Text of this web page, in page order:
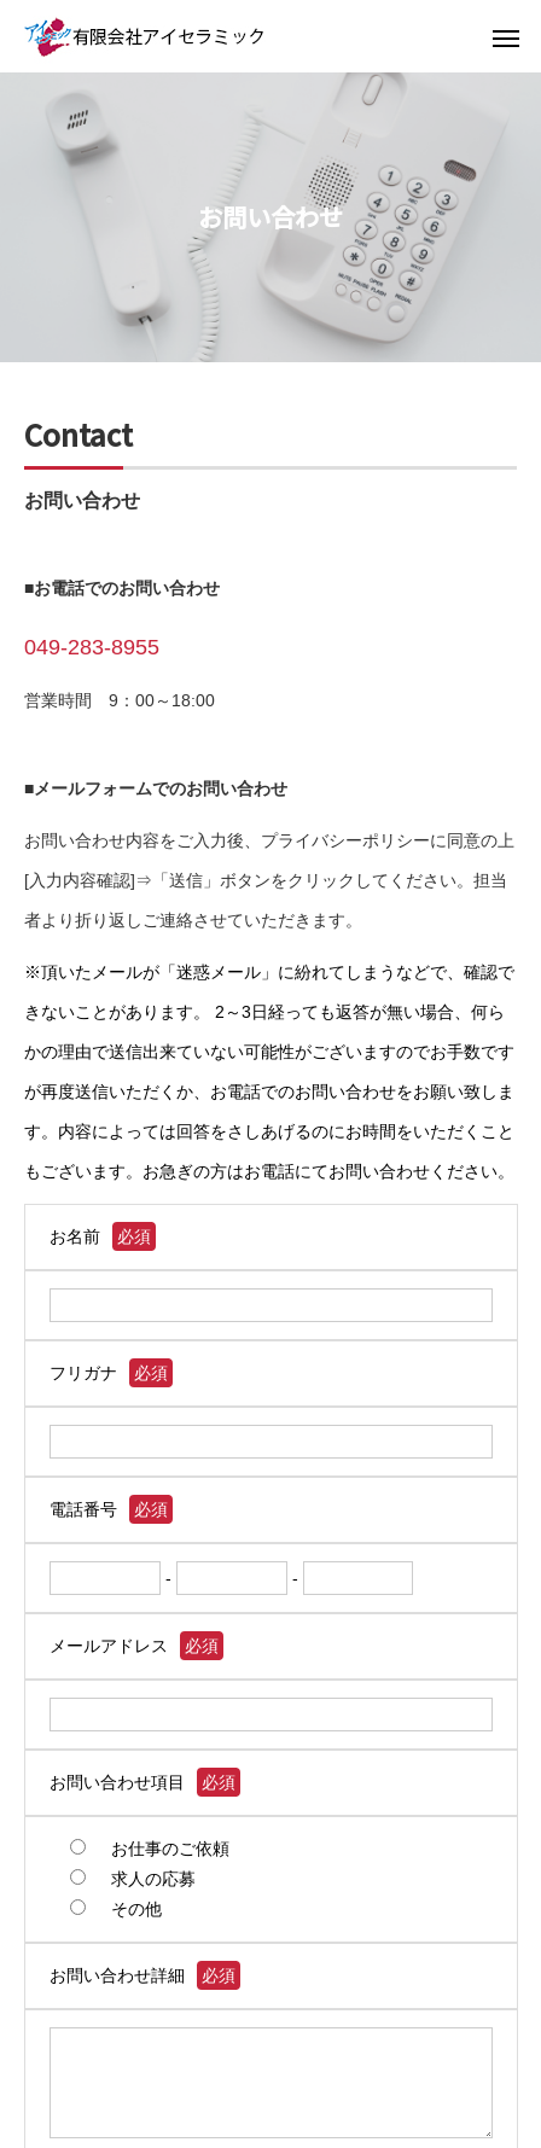
お問い合わせ
Contact
お問い合わせ
■お電話でのお問い合わせ
049-283-8955
営業時間 9：00～18:00
■メールフォームでのお問い合わせ
お問い合わせ内容をご入力後、プライバシーポリシーに同意の上
[入力内容確認]⇒「送信」ボタンをクリックしてください。担当
者より折り返しご連絡させていただきます。
※頂いたメールが「迷惑メール」に紛れてしまうなどで、確認で
きないことがあります。 2～3日経っても返答が無い場合、何ら
かの理由で送信出来ていない可能性がございますのでお手数です
が再度送信いただくか、お電話でのお問い合わせをお願い致しま
す。内容によっては回答をさしあげるのにお時間をいただくこと
もございます。お急ぎの方はお電話にてお問い合わせください。
お名前 必須
フリガナ 必須
電話番号 必須
- -
メールアドレス 必須
お問い合わせ項目 必須
お仕事のご依頼
求人の応募
その他
お問い合わせ詳細 必須